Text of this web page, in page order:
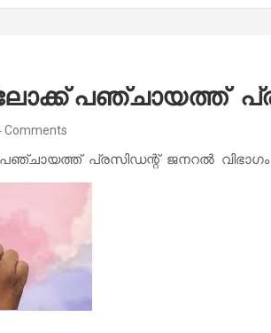
പഞ്ചായത്ത്
Comments
പഞ്ചായത്ത് പ്രസിഡന്റ് ജനറൽ വിഭാഗം